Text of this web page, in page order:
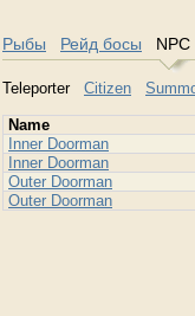
Рыбы Рейд босы NPC
Teleporter Citizen
Namе
Inner Doorman
Inner Doorman
Outer Doorman
Outer Doorman